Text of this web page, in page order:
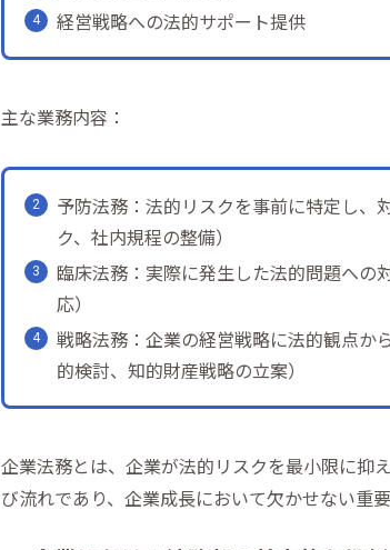
経営戦略への法的サポート提供
主な業務内容：
予防法務：法的リスクを事前に特定し、
ク、社内規程の整備）
臨床法務：実際に発生した法的問題への
応）
戦略法務：企業の経営戦略に法的観点か
的検討、知的財産戦略の立案）
企業法務とは、企業が法的リスクを最小限に抑
び流れであり、企業成長において欠かせない重